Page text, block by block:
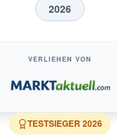
2026
VERLIEHEN VON
TESTSIEGER 2026